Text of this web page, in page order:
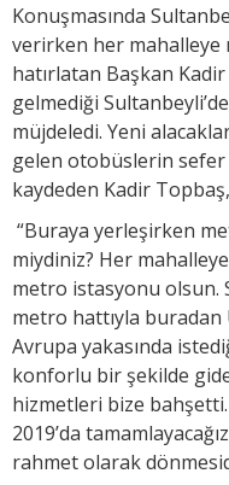
Konuşmasında
verirken her
hatırlatan Başkan
gelmediği
müjdeledi. Yeni
gelen otobüslerin sefer
kaydeden Kadir
“Buraya yerleşirken
miydiniz? Her
metro istasyonu olsun.
metro hattıyla buradan
Avrupa yakasında
konforlu bir şekilde
hizmetleri bize bahşetti.
2019’da
rahmet olarak